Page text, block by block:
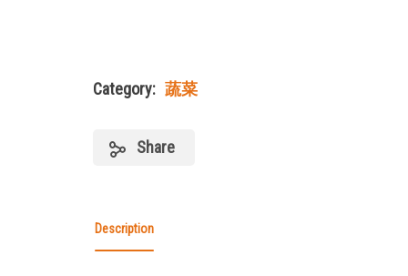
Category: 蔬菜
Share
Description